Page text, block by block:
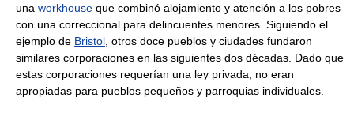
una workhouse que combinó alojamiento y atención a los pobres
con una correccional para delincuentes menores. Siguiendo el
ejemplo de Bristol, otros doce pueblos y ciudades fundaron
similares corporaciones en las siguientes dos décadas. Dado que
estas corporaciones requerían una ley privada, no eran
apropiadas para pueblos pequeños y parroquias individuales.